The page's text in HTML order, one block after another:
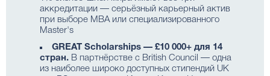
аккредитации — серьёзный карьерный актив
при выборе MBA или специализированного
Master's
GREAT Scholarships — £10 000+ для 14
стран. В партнёрстве с British Council — одна
из наиболее широко доступных стипендий UK